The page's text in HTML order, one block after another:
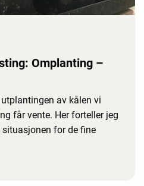
Omplanting –
av kålen vi
får vente. Her forteller jeg
for de fine